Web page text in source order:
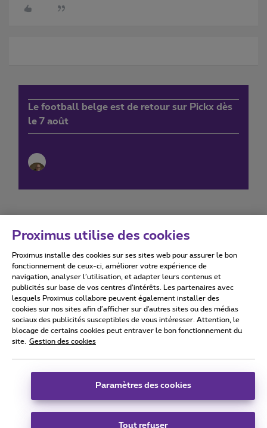
Le football belge est de retour sur Pickx dès
le 7 août
Conditions d'utilisation Accessibility statement
Tous droits réservés. © 2026
Conditions générales, info consommateur
Coordonnées de l’entreprise
Boulevard du Roi Albert II 27 - B-1030 Bruxelles.
Proximus utilise des cookies
Proximus installe des cookies sur ses sites web pour assurer le bon
fonctionnement de ceux-ci, améliorer votre expérience de
navigation, analyser l’utilisation, et adapter leurs contenus et
publicités sur base de vos centres d’intérêts. Les partenaires avec
lesquels Proximus collabore peuvent également installer des
cookies sur nos sites afin d’afficher sur d'autres sites ou des médias
sociaux des publicités susceptibles de vous intéresser. Attention, le
blocage de certains cookies peut entraver le bon fonctionnement du
site.
Gestion des cookies
Paramètres des cookies
Tout refuser